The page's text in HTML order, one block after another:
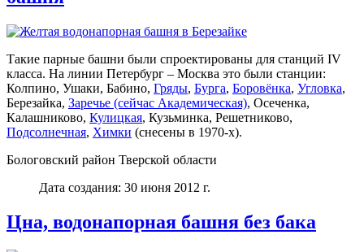
Такие парные башни были спроектированы для станций IV
класса. На линии Петербург – Москва это были станции:
Колпино, Ушаки, Бабино, Гряды, Бурга, Боровёнка, Угловка,
Березайка, Заречье (сейчас Академическая), Осеченка,
Калашниково, Кулицкая, Кузьминка, Решетниково,
Подсолнечная, Химки (снесены в 1970-х).
Бологовский район Тверской области
Дата создания: 30 июня 2012 г.
Цна, водонапорная башня без бака